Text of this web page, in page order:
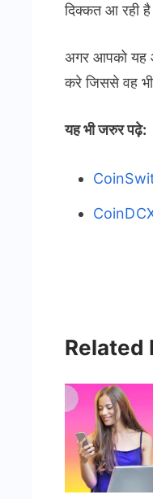
दिक्कत आ रही
अगर आपको यह
करे जिससे वह
यह भी जरुर पढ़े:
Related